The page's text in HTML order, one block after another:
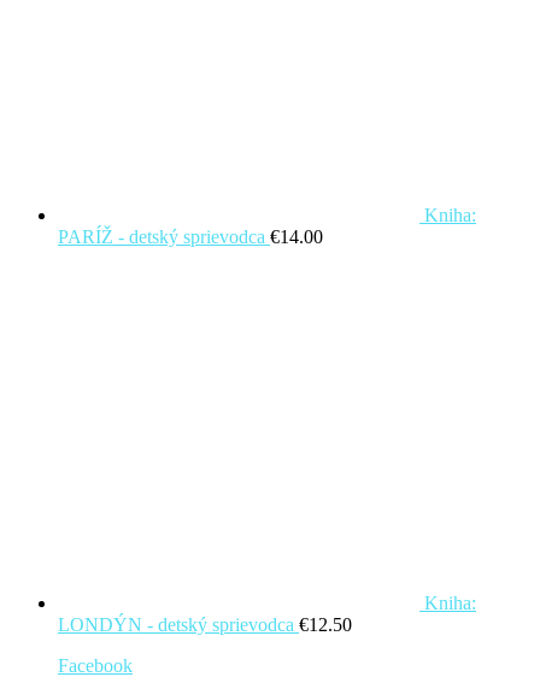
Kniha:
PARÍŽ - detský sprievodca €14.00
Kniha:
LONDÝN - detský sprievodca €12.50
Facebook